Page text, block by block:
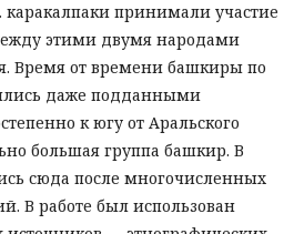
каракалпаки принимали участие
этими двумя народами
Время от времени башкиры по
даже подданными
к югу от Аральского
большая группа башкир. В
сюда после многочисленных
В работе был использован